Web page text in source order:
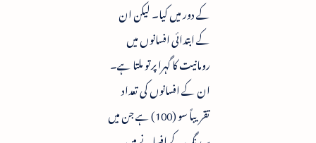
کے دور میں کیا۔ لیکن ان
کے ابتدائی افسانوں میں
رومانیت کا گہرا پرتو ملتا ہے۔
ان کے افسانوں کی تعداد
تقریباً سو (100) ہے جن میں